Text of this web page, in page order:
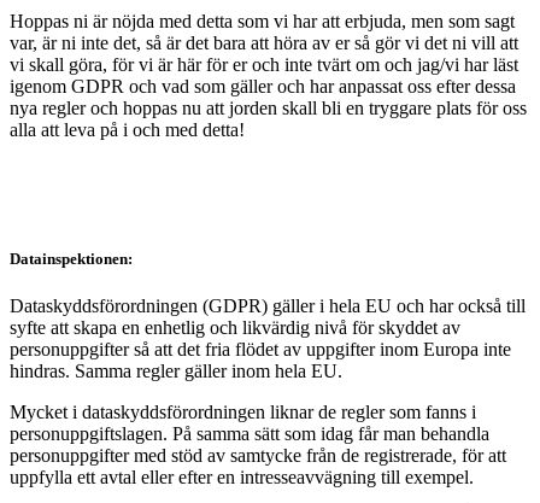
Hoppas ni är nöjda med detta som vi har att erbjuda, men som sagt
var, är ni inte det, så är det bara att höra av er så gör vi det ni vill att
vi skall göra, för vi är här för er och inte tvärt om och jag/vi har läst
igenom GDPR och vad som gäller och har anpassat oss efter dessa
nya regler och hoppas nu att jorden skall bli en tryggare plats för oss
alla att leva på i och med detta!
Datainspektionen:
Dataskyddsförordningen (GDPR) gäller i hela EU och har också till
syfte att skapa en enhetlig och likvärdig nivå för skyddet av
personuppgifter så att det fria flödet av uppgifter inom Europa inte
hindras. Samma regler gäller inom hela EU.
Mycket i dataskyddsförordningen liknar de regler som fanns i
personuppgiftslagen. På samma sätt som idag får man behandla
personuppgifter med stöd av samtycke från de registrerade, för att
uppfylla ett avtal eller efter en intresseavvägning till exempel.